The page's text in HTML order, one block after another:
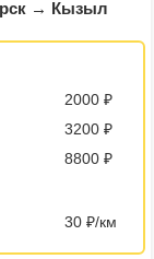
→ Кызыл
2000 ₽
3200 ₽
8800 ₽
30 ₽/км